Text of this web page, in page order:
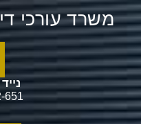
משרד עורכי
נייד
651